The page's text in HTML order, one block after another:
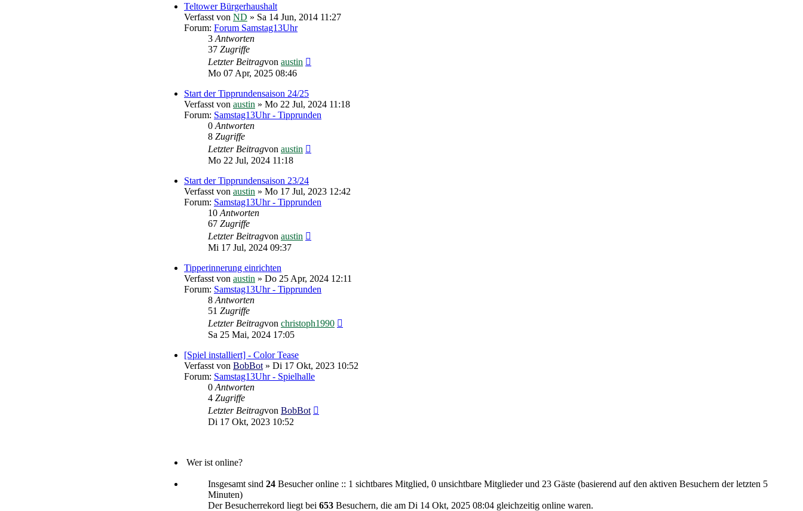
Teltower Bürgerhaushalt
Verfasst von ND » Sa 14 Jun, 2014 11:27
Forum: Forum Samstag13Uhr
3 Antworten
37 Zugriffe
Letzter Beitragvon austin
Mo 07 Apr, 2025 08:46
Start der Tipprundensaison 24/25
Verfasst von austin » Mo 22 Jul, 2024 11:18
Forum: Samstag13Uhr - Tipprunden
0 Antworten
8 Zugriffe
Letzter Beitragvon austin
Mo 22 Jul, 2024 11:18
Start der Tipprundensaison 23/24
Verfasst von austin » Mo 17 Jul, 2023 12:42
Forum: Samstag13Uhr - Tipprunden
10 Antworten
67 Zugriffe
Letzter Beitragvon austin
Mi 17 Jul, 2024 09:37
Tipperinnerung einrichten
Verfasst von austin » Do 25 Apr, 2024 12:11
Forum: Samstag13Uhr - Tipprunden
8 Antworten
51 Zugriffe
Letzter Beitragvon christoph1990
Sa 25 Mai, 2024 17:05
[Spiel installiert] - Color Tease
Verfasst von BobBot » Di 17 Okt, 2023 10:52
Forum: Samstag13Uhr - Spielhalle
0 Antworten
4 Zugriffe
Letzter Beitragvon BobBot
Di 17 Okt, 2023 10:52
Wer ist online?
Insgesamt sind 24 Besucher online :: 1 sichtbares Mitglied, 0 unsichtbare Mitglieder und 23 Gäste (basierend auf den aktiven Besuchern der letzten 5
Minuten)
Der Besucherrekord liegt bei 653 Besuchern, die am Di 14 Okt, 2025 08:04 gleichzeitig online waren.